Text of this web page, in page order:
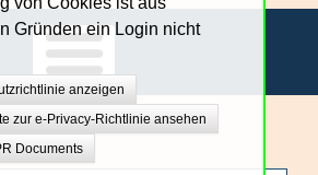
Gründen ein Login nicht
anzeigen
zur e-Privacy-Richtlinie ansehen
Documents